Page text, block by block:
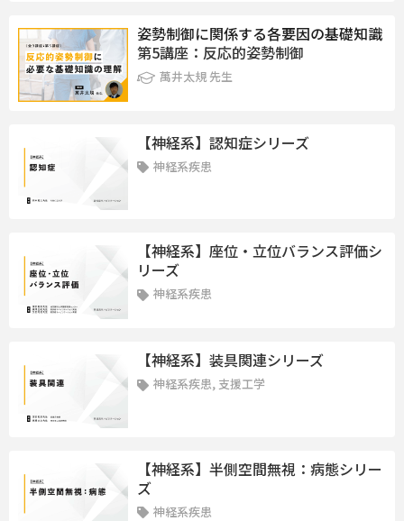
姿勢制御に関係する各要因の基礎知識
第5講座：反応的姿勢制御
萬井太規 先生
【神経系】認知症シリーズ
神経系疾患
【神経系】座位・立位バランス評価シ
リーズ
神経系疾患
【神経系】装具関連シリーズ
神経系疾患, 支援工学
【神経系】半側空間無視：病態シリー
ズ
神経系疾患